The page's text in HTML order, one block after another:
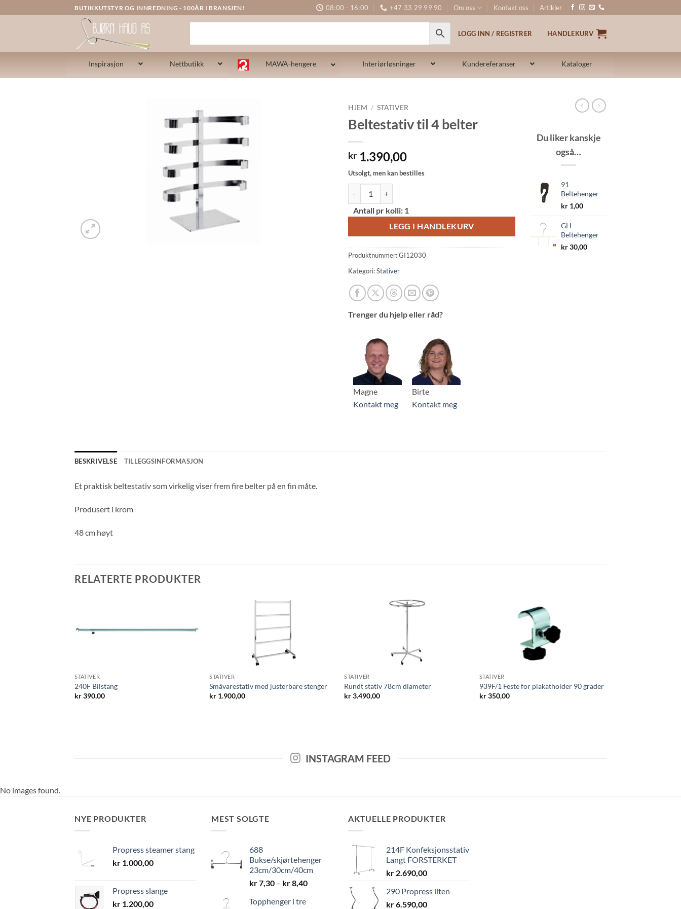
to
BUTIKKUTSTYR OG INNREDNING - 100ÅR I BRANSJEN! 08:00 - 16:00 +47 33 29 99 90 Om oss Kontakt oss Artikler
LOGG INN / REGISTRER HANDLEKURV
Inspirasjon Nettbutikk MAWA-hengere Interiørløsninger Kundereferanser Kataloger
HJEM / STATIVER
Beltestativ til 4 belter
kr 1.390,00
Utsolgt, men kan bestilles
Antall pr kolli: 1
LEGG I HANDLEKURV
Alternative:
Produktnummer:GI12030
Kategori:Stativer
Trenger du hjelp eller råd?
Magne
Kontakt meg
Birte
Kontakt meg
Du liker kanskje
også…
91
Beltehenger
kr 1,00
GH
Beltehenger
kr30,00
BESKRIVELSE TILLEGGSINFORMASJON
Et praktisk beltestativ som virkelig viser frem fire belter på en fin måte.
Produsert i krom
48 cm høyt
RELATERTE PRODUKTER
STATIVER
240F Bilstang
kr390,00
STATIVER
Småvarestativ med justerbare stenger
kr 1.900,00
STATIVER
Rundt stativ 78cm diameter
kr3.490,00
STATIVER
939F/1 Feste for plakatholder 90 grader
kr350,00
INSTAGRAM FEED
No images found.
NYE PRODUKTER
Propress steamer stang
kr 1.000,00
Propress slange
kr 1.200,00
MEST SOLGTE
688
Bukse/skjørtehenger
23cm/30cm/40cm
kr7,30 – kr8,40Prisområde:
Topphenger i tre
AKTUELLE PRODUKTER
214F Konfeksjonsstativ
Langt FORSTERKET
kr 2.690,00
290 Propress liten
kr6.590,00